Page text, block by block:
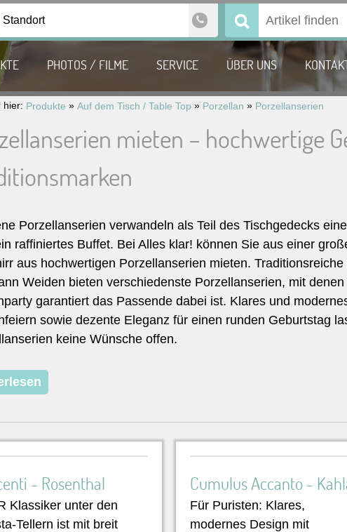
Standort Suchen
nach:
PHOTOS / FILME SERVICE ÜBER UNS
hier: Produkte » Auf dem Tisch / Table Top » Porzellan » Porzellanserien
mieten – hochwertige
Porzellanserien verwandeln als Teil des Tischgedecks
raffiniertes Buffet. Bei Alles klar! können Sie aus einer
aus hochwertigen Porzellanserien mieten.
Weiden bieten verschiedenste Porzellanserien, mit
garantiert das Passende dabei ist. Klares und
sowie dezente Eleganz für einen runden Geburtstag
keine Wünsche offen.
- Rosenthal
Klassiker unter den
Tellern ist mit breit
Cumulus Accanto -
Für Puristen: Klares,
modernes Design mit